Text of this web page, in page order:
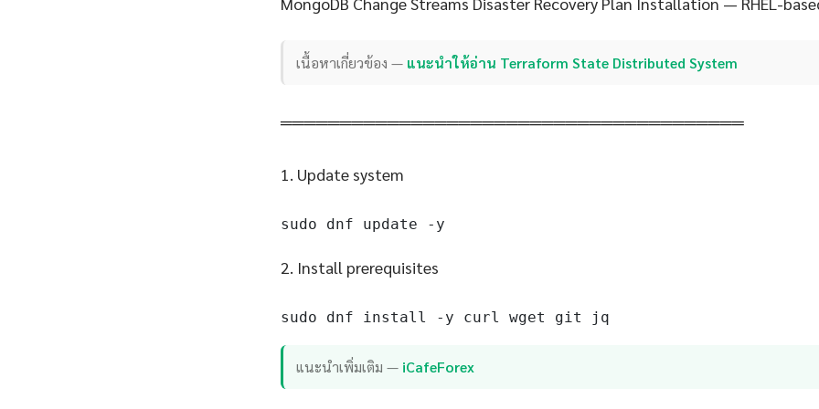
เนื้อหาเกี่ยวข้อง — แนะนำให้อ่าน Terraform State Distributed System
═══════════════════════════════════════
1. Update system
sudo dnf update -y
2. Install prerequisites
sudo dnf install -y curl wget git jq
แนะนำเพิ่มเติม — iCafeForex